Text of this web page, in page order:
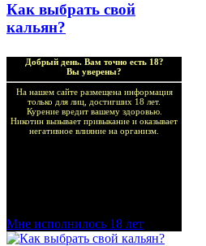
Как выбрать свой
кальян?
Добрый день. Вам точно есть 18?
Вы уверены?
На нашем сайте размещена информация
только для лиц, достигших 18 лет.
Курение вредит вашему здоровью.
Никотин вызывает привыкание и оказывает
негативное влияние на организм.
Мне исполнилось 18 лет